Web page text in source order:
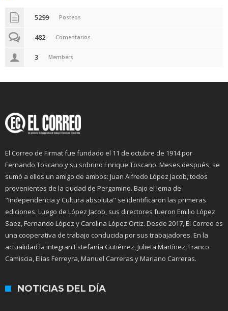
5299 Posteos
482 Comentarios
3 Members
El Correo de Firmat fue fundado el 11 de octubre de 1914 por
Fernando Toscano y su sobrino Enrique Toscano. Meses después, se
sumó a ellos un amigo de ambos: Juan Alfredo López Jacob, todos
provenientes de la ciudad de Pergamino. Bajo el lema de
"Independencia y Cultura absoluta" se identificaron las primeras
ediciones. Luego de López Jacob, sus directores fueron Emilio López
Saez, Fernando López y Carolina López Ortiz. Desde 2017, El Correo es
una cooperativa de trabajo conducida por sus trabajadores. En la
actualidad la integran Estefanía Gutiérrez, Julieta Martínez, Franco
Camiscia, Elías Ferreyra, Manuel Carreras y Mariano Carreras.
NOTICIAS DEL DÍA